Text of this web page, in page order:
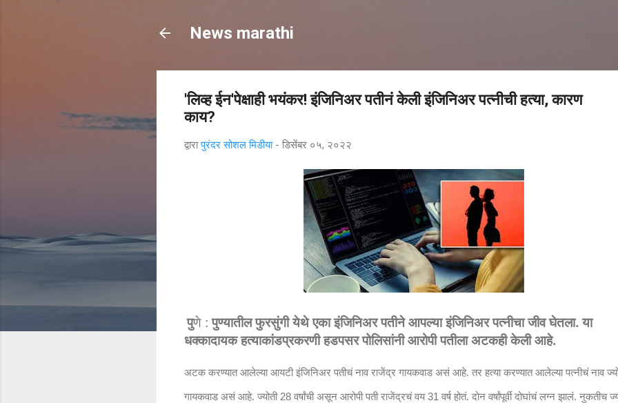
News marathi
'लिव्ह ईन'पेक्षाही भयंकर! इंजिनिअर पतीनं केली इंजिनिअर पत्नीची हत्या, कारण
काय?
द्वारापुरंदर सोशल मिडीया - डिसेंबर ०५, २०२२
पुणे : पुण्यातील फुरसुंगी येथे एका इंजिनिअर पतीने आपल्या इंजिनिअर पत्नीचा जीव घेतला. या
धक्कादायक हत्याकांडप्रकरणी हडपसर पोलिसांनी आरोपी पतीला अटकही केली आहे.
अटक करण्यात आलेल्या आयटी इंजिनिअर पतीचं नाव राजेंद्र गायकवाड असं आहे. तर हत्या करण्यात आलेल्या पत्नीचं नाव
गायकवाड असं आहे. ज्योती 28 वर्षांची असून आरोपी पती राजेंद्रचं वय31 वर्ष होतं. दोन वर्षांपूर्वी दोघांचं लग्न झालं. नुकतीच